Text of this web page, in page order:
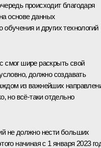
происходит благодаря
основе данных
и других технологий
смог шире раскрыть свой
должно создавать
из важнейших
но всё-таки отдельно
не должно нести больших
начиная с 1 января 2023